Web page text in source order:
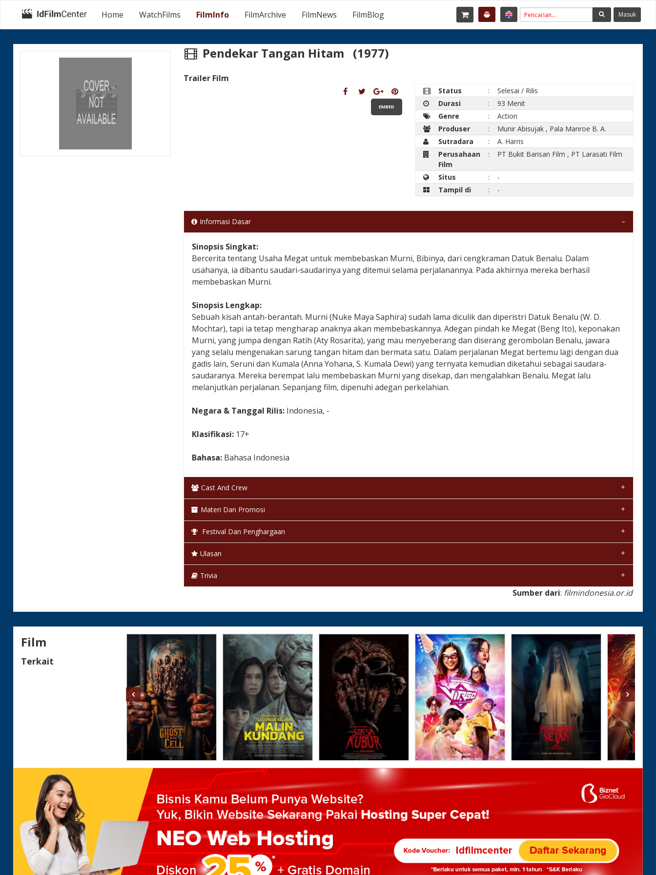
Home WatchFilms FilmInfo FilmArchive FilmNews FilmBlog Masuk
Pendekar Tangan Hitam (1977)
Trailer Film
EMBED
Status :
Selesai / Rilis
Durasi
:
93 Menit
Genre
:
Action
Produser
: Munir Abisujak , Pala Manroe B. A.
Sutradara
:
A. Harris
Perusahaan
Film
: PT Bukit Barisan Film , PT Larasati Film
Situs :
-
Tampil di
: -
Informasi Dasar
Sinopsis Singkat:
Bercerita tentang Usaha Megat untuk membebaskan Murni, Bibinya, dari cengkraman Datuk Benalu. Dalam
usahanya, ia dibantu saudari-saudarinya yang ditemui selama perjalanannya. Pada akhirnya mereka berhasil
membebaskan Murni.
Sinopsis Lengkap:
Sebuah kisah antah-berantah. Murni (Nuke Maya Saphira) sudah lama diculik dan diperistri Datuk Benalu (W. D.
Mochtar), tapi ia tetap mengharap anaknya akan membebaskannya. Adegan pindah ke Megat (Beng Ito), keponakan
Murni, yang jumpa dengan Ratih (Aty Rosarita), yang mau menyeberang dan diserang gerombolan Benalu, jawara
yang selalu mengenakan sarung tangan hitam dan bermata satu. Dalam perjalanan Megat bertemu lagi dengan dua
gadis lain, Seruni dan Kumala (Anna Yohana, S. Kumala Dewi) yang ternyata kemudian diketahui sebagai saudara-
saudaranya. Mereka berempat lalu membebaskan Murni yang disekap, dan mengalahkan Benalu. Megat lalu
melanjutkan perjalanan. Sepanjang film, dipenuhi adegan perkelahian.
Negara & Tanggal Rilis: Indonesia, -
Klasifikasi: 17+
Bahasa: Bahasa Indonesia
Status:
Cast And Crew
Materi Dan Promosi
Festival Dan Penghargaan
Ulasan
Trivia
Sumber dari: filmindonesia.or.id
Film
Terkait